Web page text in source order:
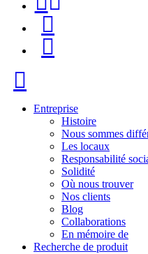
116
96
57
Entreprise
Histoire
Nous sommes
Les locaux
Responsabilité
Solidité
Où nous trouver
Nos clients
Blog
Collaborations
En mémoire de
Recherche de produit